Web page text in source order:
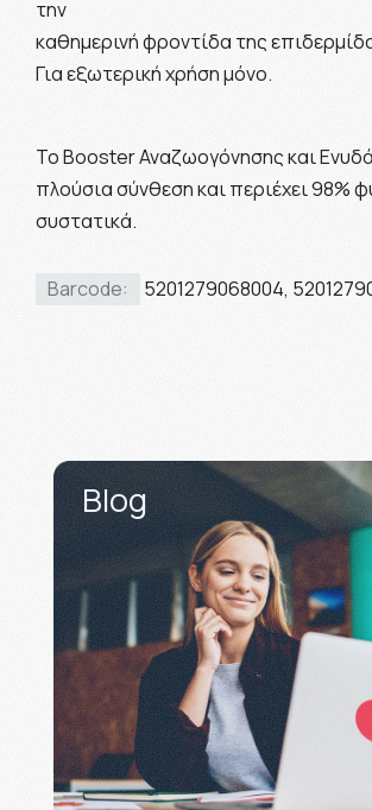
την
καθημερινή φροντίδα της
Για εξωτερική χρήση μόνο.
Το Booster Αναζωογόνησης και
πλούσια σύνθεση και περιέχει 98%
συστατικά.
Barcode: 5201279068004,
Blog